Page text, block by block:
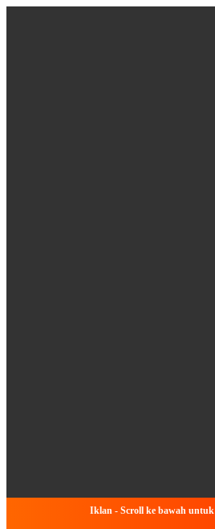
Iklan - Scroll ke bawah